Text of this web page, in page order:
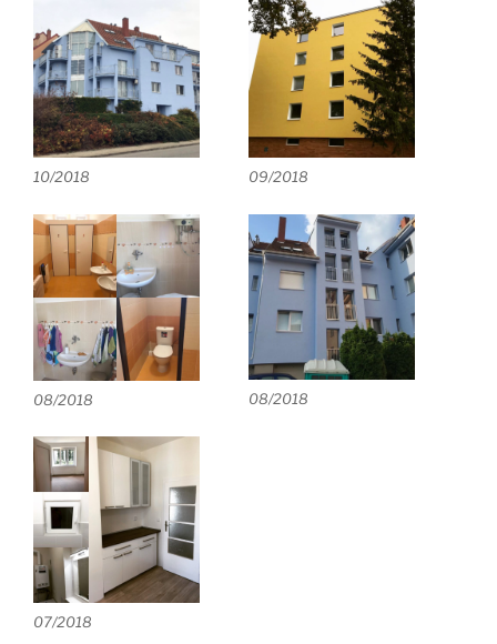
10/2018 09/2018
08/2018 08/2018
07/2018